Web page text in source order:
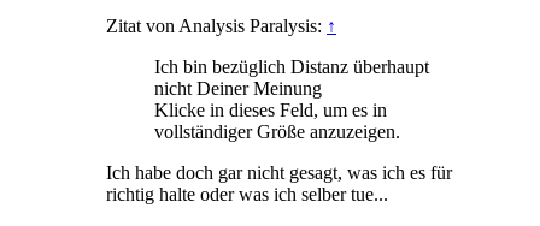
Zitat von Analysis Paralysis: ↑
Ich bin bezüglich Distanz überhaupt
nicht Deiner Meinung
Klicke in dieses Feld, um es in
vollständiger Größe anzuzeigen.
Ich habe doch gar nicht gesagt, was ich es für
richtig halte oder was ich selber tue...